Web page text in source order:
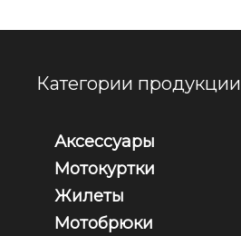
Категории продукции
Аксессуары
Мотокуртки
Жилеты
Мотобрюки